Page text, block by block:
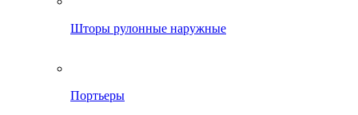
Шторы рулонные наружные
Портьеры